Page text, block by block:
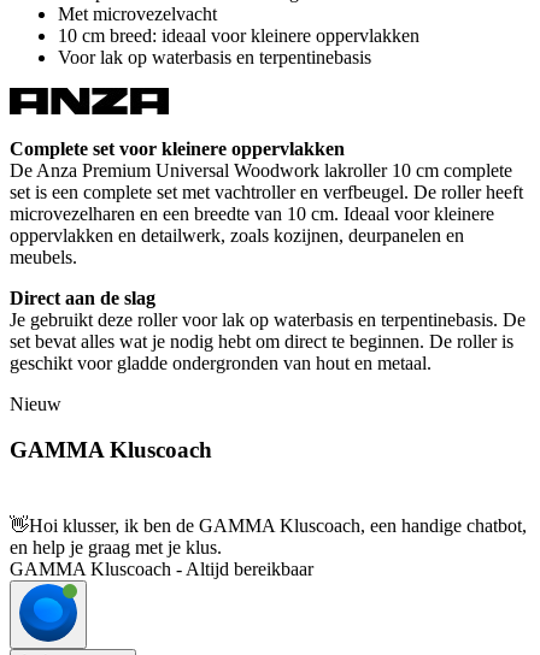
Met microvezelvacht
10 cm breed: ideaal voor kleinere oppervlakken
Voor lak op waterbasis en terpentinebasis
Complete set voor kleinere oppervlakken
De Anza Premium Universal Woodwork lakroller 10 cm complete
set is een complete set met vachtroller en verfbeugel. De roller heeft
microvezelharen en een breedte van 10 cm. Ideaal voor kleinere
oppervlakken en detailwerk, zoals kozijnen, deurpanelen en
meubels.
Direct aan de slag
Je gebruikt deze roller voor lak op waterbasis en terpentinebasis. De
set bevat alles wat je nodig hebt om direct te beginnen. De roller is
geschikt voor gladde ondergronden van hout en metaal.
Nieuw
GAMMA Kluscoach
👋Hoi klusser, ik ben de GAMMA Kluscoach, een handige chatbot,
en help je graag met je klus.
GAMMA Kluscoach - Altijd bereikbaar